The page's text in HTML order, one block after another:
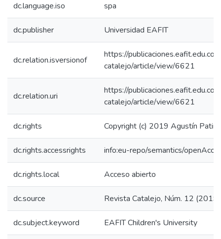
dc.language.iso spa
dc.publisher Universidad EAFIT
dc.relation.isversionof
https://publicaciones.eafit.edu.co/
catalejo/article/view/6621
dc.relation.uri
https://publicaciones.eafit.edu.co/
catalejo/article/view/6621
dc.rights Copyright (c) 2019 Agustín
dc.rights.accessrights info:eu-repo/semantics/
dc.rights.local Acceso abierto
dc.source Revista Catalejo, Núm. 12 (2019)
dc.subject.keyword EAFIT Children's University